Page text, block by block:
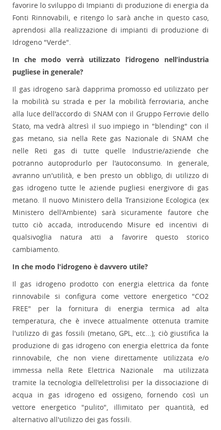
favorire lo sviluppo di Impianti di produzione di energia da
Fonti Rinnovabili, e ritengo lo sarà anche in questo caso,
aprendosi alla realizzazione di impianti di produzione di
Idrogeno "Verde".
In che modo verrà utilizzato l’idrogeno nell’industria
pugliese in generale?
Il gas idrogeno sarà dapprima promosso ed utilizzato per
la mobilità su strada e per la mobilità ferroviaria, anche
alla luce dell'accordo di SNAM con il Gruppo Ferrovie dello
Stato, ma vedrà altresì il suo impiego in "blending" con il
gas metano, sia nella Rete gas Nazionale di SNAM che
nelle Reti gas di tutte quelle Industrie/aziende che
potranno autoprodurlo per l'autoconsumo. In generale,
avranno un'utilità, e ben presto un obbligo, di utilizzo di
gas idrogeno tutte le aziende pugliesi energivore di gas
metano. Il nuovo Ministero della Transizione Ecologica (ex
Ministero dell'Ambiente) sarà sicuramente fautore che
tutto ciò accada, introducendo Misure ed incentivi di
qualsivoglia natura atti a favorire questo storico
cambiamento.
In che modo l'idrogeno è davvero utile?
Il gas idrogeno prodotto con energia elettrica da fonte
rinnovabile si configura come vettore energetico "CO2
FREE" per la fornitura di energia termica ad alta
temperatura, che è invece attualmente ottenuta tramite
l'utilizzo di gas fossili (metano, GPL, etc...); ciò giustifica la
produzione di gas idrogeno con energia elettrica da fonte
rinnovabile, che non viene direttamente utilizzata e/o
immessa nella Rete Elettrica Nazionale ma utilizzata
tramite la tecnologia dell'elettrolisi per la dissociazione di
acqua in gas idrogeno ed ossigeno, fornendo così un
vettore energetico "pulito", illimitato per quantità, ed
alternativo all'utilizzo dei gas fossili.